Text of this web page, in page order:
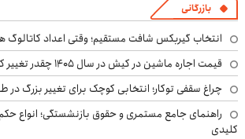
بازرگانی
انتخاب گیربکس شافت مستقیم؛ وقتی اعداد کاتالوگ
قیمت اجاره ماشین در کیش در سال ۱۴۰۵ چقدر تغییر کرده است؟
چراغ سقفی توکار؛ انتخابی کوچک برای تغییر بزرگ در
راهنمای جامع مستمری و حقوق بازنشستگی؛ انواع
کلیدی